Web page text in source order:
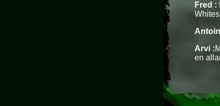
Fred :
Arvi :
en